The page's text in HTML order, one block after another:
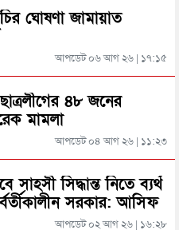
গেল মা-ছেলের
প্রাণ গেল বাবার
মামলায় রঞ্জু গ্রেফতার
বিজিবি মোতায়েন
ও হত্যা মামলায় জাকিরের
থেকে তরুণীর খণ্ডিত মাথা ও দুই হাত
বক্তব্য দেওয়া নিয়ে পররাষ্ট্র
ঘোষণা জামায়াত
আপডেট ০৬ আগ ২৬ | ১৭:১৫
৪৮ জনের
মামলা
আপডেট ০৪ আগ ২৬ | ১১:২৩
সাহসী সিদ্ধান্ত নিতে ব্যর্থ
সরকার: আসিফ
আপডেট ০২ আগ ২৬ | ১৬:২৮